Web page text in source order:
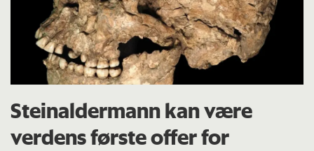
Steinaldermann kan være
verdens første offer for